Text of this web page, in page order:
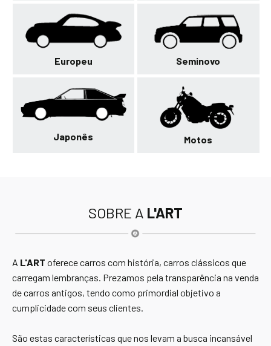
Europeu Seminovo
Japonês Motos
SOBRE A L'ART
A L'ART oferece carros com história, carros clássicos que
carregam lembranças. Prezamos pela transparência na venda
de carros antigos, tendo como primordial objetivo a
cumplicidade com seus clientes.
São estas características que nos levam a busca incansável